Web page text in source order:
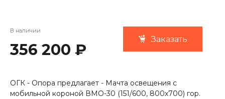
В наличии
356 200 ₽
Заказать
ОГК - Опора предлагает - Мачта освещения с
мобильной короной ВМО-30 (151/600, 800х700) гор.